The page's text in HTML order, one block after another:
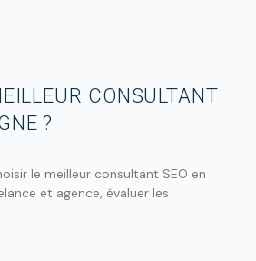
CONSULTANT
?
le meilleur consultant SEO en
et agence, évaluer les